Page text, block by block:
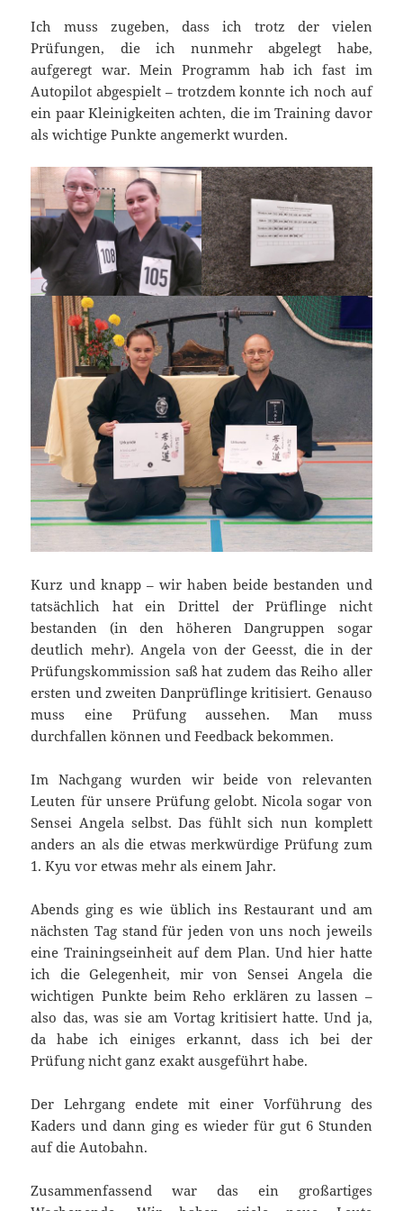
Ich muss zugeben, dass ich trotz der vielen
Prüfungen, die ich nunmehr abgelegt habe,
aufgeregt war. Mein Programm hab ich fast im
Autopilot abgespielt – trotzdem konnte ich noch auf
ein paar Kleinigkeiten achten, die im Training davor
als wichtige Punkte angemerkt wurden.
Kurz und knapp – wir haben beide bestanden und
tatsächlich hat ein Drittel der Prüflinge nicht
bestanden (in den höheren Dangruppen sogar
deutlich mehr). Angela von der Geesst, die in der
Prüfungskommission saß hat zudem das Reiho aller
ersten und zweiten Danprüflinge kritisiert. Genauso
muss eine Prüfung aussehen. Man muss
durchfallen können und Feedback bekommen.
Im Nachgang wurden wir beide von relevanten
Leuten für unsere Prüfung gelobt. Nicola sogar von
Sensei Angela selbst. Das fühlt sich nun komplett
anders an als die etwas merkwürdige Prüfung zum
1. Kyu vor etwas mehr als einem Jahr.
Abends ging es wie üblich ins Restaurant und am
nächsten Tag stand für jeden von uns noch jeweils
eine Trainingseinheit auf dem Plan. Und hier hatte
ich die Gelegenheit, mir von Sensei Angela die
wichtigen Punkte beim Reho erklären zu lassen –
also das, was sie am Vortag kritisiert hatte. Und ja,
da habe ich einiges erkannt, dass ich bei der
Prüfung nicht ganz exakt ausgeführt habe.
Der Lehrgang endete mit einer Vorführung des
Kaders und dann ging es wieder für gut 6 Stunden
auf die Autobahn.
Zusammenfassend war das ein großartiges